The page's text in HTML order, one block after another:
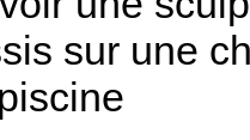
sur une